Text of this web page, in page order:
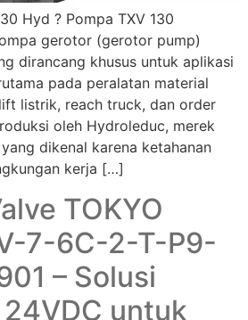
Hyd ? Pompa TXV 130
gerotor (gerotor pump)
dirancang khusus untuk aplikasi
pada peralatan material
listrik, reach truck, dan order
oleh Hydroleduc, merek
dikenal karena ketahanan
kerja […]
TOKYO
7-6C-2-T-P9-
– Solusi
untuk